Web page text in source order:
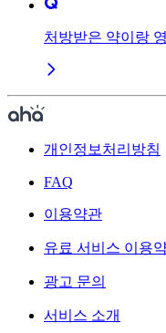
처방받은 약이랑
개인정보처리방침
FAQ
이용약관
유료 서비스 이용
광고 문의
서비스 소개